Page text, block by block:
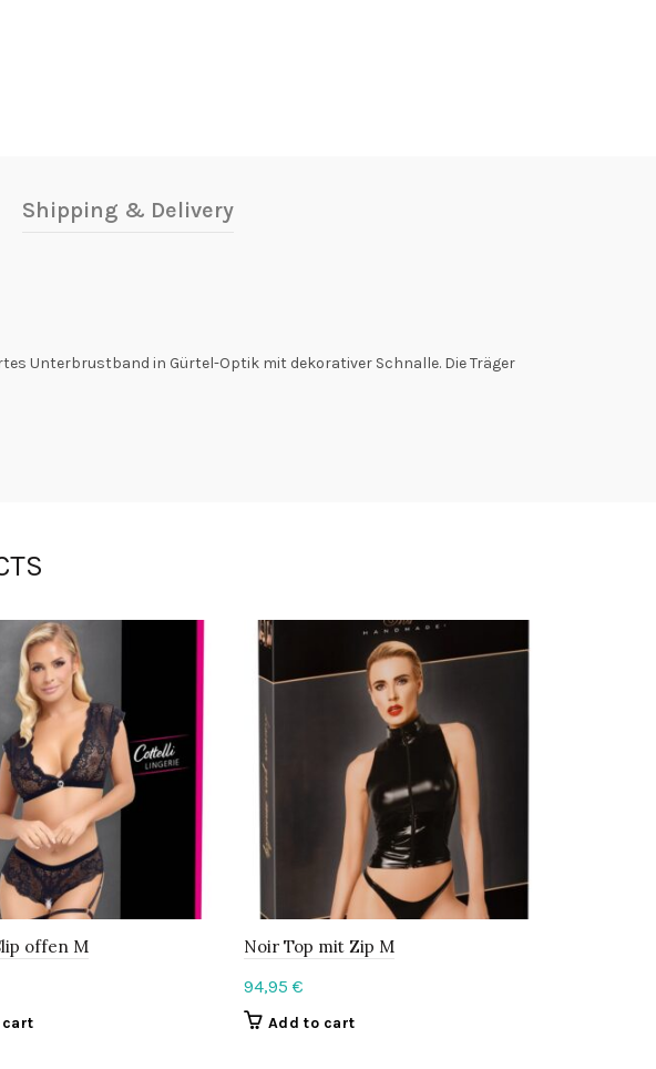
Shipping & Delivery
Unterbrustband in Gürtel-Optik mit dekorativer Schnalle. Die Träger
offen M
cart
Noir Top mit Zip M
94,95 €
Add to cart